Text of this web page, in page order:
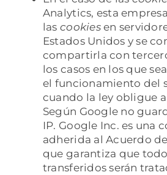
Analytics, esta
lascookiesen
Estados Unidos y se
compartirla con
los casos en los que
el funcionamiento del
cuando la ley obligue
Según Google no
IP. Google Inc. es una
adherida al Acuerdo
que garantiza que
transferidos serán